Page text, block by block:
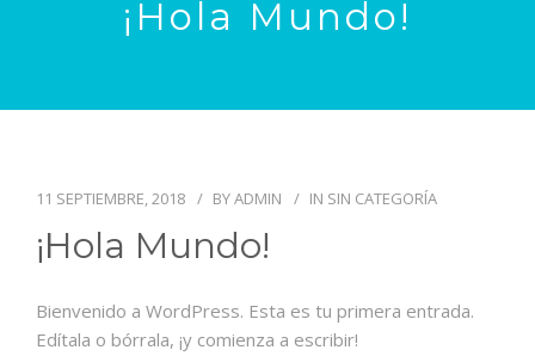
TRATAMIENTOS¡Hola Mundo!
11 SEPTIEMBRE, 2018 BYADMIN IN SIN CATEGORÍA
¡Hola Mundo!
Bienvenido a WordPress. Esta es tu primera entrada.
Edítala o bórrala, ¡y comienza a escribir!